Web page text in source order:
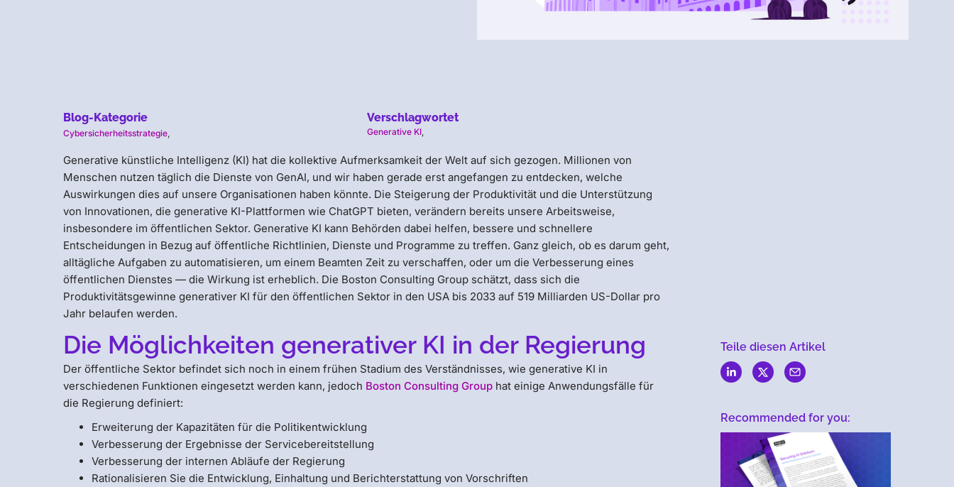
Blog-Kategorie
Cybersicherheitsstrategie
Verschlagwortet
Generative KI,
Generative künstliche Intelligenz (KI) hat die kollektive Aufmerksamkeit der Welt auf sich gezogen. Millionen von
Menschen nutzen täglich die Dienste von GenAI, und wir haben gerade erst angefangen zu entdecken, welche
Auswirkungen dies auf unsere Organisationen haben könnte. Die Steigerung der Produktivität und die Unterstützung
von Innovationen, die generative KI-Plattformen wie ChatGPT bieten, verändern bereits unsere Arbeitsweise,
insbesondere im öffentlichen Sektor. Generative KI kann Behörden dabei helfen, bessere und schnellere
Entscheidungen in Bezug auf öffentliche Richtlinien, Dienste und Programme zu treffen. Ganz gleich, ob es darum geht,
alltägliche Aufgaben zu automatisieren, um einem Beamten Zeit zu verschaffen, oder um die Verbesserung eines
öffentlichen Dienstes — die Wirkung ist erheblich. Die Boston Consulting Group schätzt, dass sich die
Produktivitätsgewinne generativer KI für den öffentlichen Sektor in den USA bis 2033 auf 519 Milliarden US-Dollar pro
Jahr belaufen werden.
Die Möglichkeiten generativer KI in der Regierung
Der öffentliche Sektor befindet sich noch in einem frühen Stadium des Verständnisses, wie generative KI in
verschiedenen Funktionen eingesetzt werden kann, jedoch Boston Consulting Group hat einige Anwendungsfälle für
die Regierung definiert:
Erweiterung der Kapazitäten für die Politikentwicklung
Verbesserung der Ergebnisse der Servicebereitstellung
Verbesserung der internen Abläufe der Regierung
Rationalisieren Sie die Entwicklung, Einhaltung und Berichterstattung von Vorschriften
Teile diesen Artikel
Recommended for you: